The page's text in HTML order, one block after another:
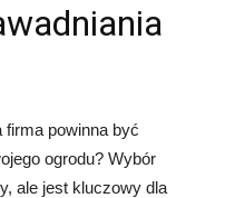
firma powinna być
ogrodu? Wybór
ale jest kluczowy dla